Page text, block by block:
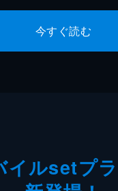
今すぐ読む
イルsetプ